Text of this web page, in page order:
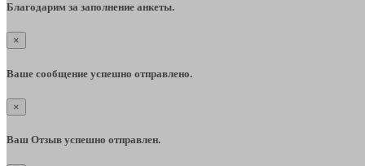
Благодарим за заполнение анкеты.
×
Ваше сообщение успешно отправлено.
×
Ваш Отзыв успешно отправлен.